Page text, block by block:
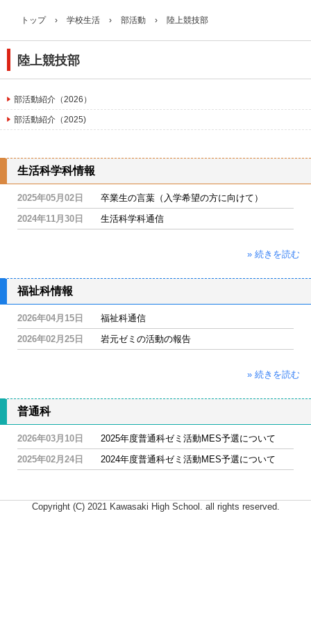
トップ › 学校生活 › 部活動 › 陸上競技部
陸上競技部
部活動紹介（2026）
部活動紹介（2025)
生活科学科情報
2025年05月02日
卒業生の言葉（入学希望の方に向けて）
2024年11月30日
生活科学科通信
» 続きを読む
福祉科情報
2026年04月15日
福祉科通信
2026年02月25日
岩元ゼミの活動の報告
» 続きを読む
普通科
2026年03月10日
2025年度普通科ゼミ活動MES予選について
2025年02月24日
2024年度普通科ゼミ活動MES予選について
Copyright (C) 2021 Kawasaki High School. all rights reserved.